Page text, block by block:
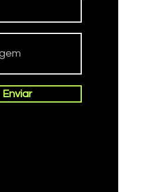
Enviar